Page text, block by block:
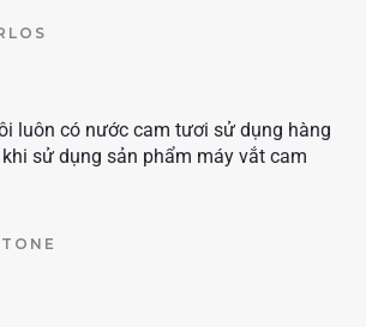
luôn có nước cam tươi sử dụng hàng
sử dụng sản phẩm máy vắt cam